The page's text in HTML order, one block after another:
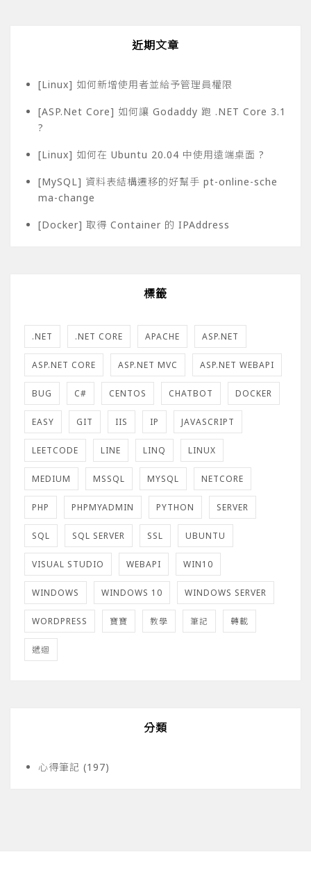
近期文章
[Linux] 如何新增使用者並給予管理員權限
[ASP.Net Core] 如何讓 Godaddy 跑 .NET Core 3.1
?
[Linux] 如何在 Ubuntu 20.04 中使用遠端桌面 ?
[MySQL] 資料表結構遷移的好幫手 pt-online-sche
ma-change
[Docker] 取得 Container 的 IPAddress
標籤
.NET .NET CORE APACHE ASP.NET
ASP.NET CORE ASP.NET MVC ASP.NET WEBAPI
BUG C# CENTOS CHATBOT DOCKER
EASY GIT IIS IP JAVASCRIPT
LEETCODE LINE LINQ LINUX
MEDIUM MSSQL MYSQL NETCORE
PHP PHPMYADMIN PYTHON SERVER
SQL SQL SERVER SSL UBUNTU
VISUAL STUDIO WEBAPI WIN10
WINDOWS WINDOWS 10 WINDOWS SERVER
WORDPRESS 寶寶 教學 筆記 轉載
遞迴
分類
心得筆記 (197)